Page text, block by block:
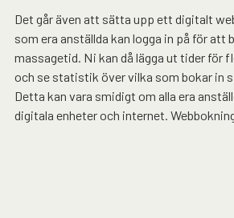
Det går även att sätta upp ett digitalt
som era anställda kan logga in på för att
massagetid. Ni kan då lägga ut tider för
och se statistik över vilka som bokar in
Detta kan vara smidigt om alla era
digitala enheter och internet.